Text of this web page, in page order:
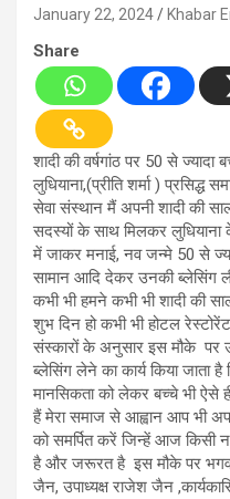
January 22, 2024 Khabar
Share
शादी की वर्षगांठ पर 50 से
लुधियाना,(प्रीति शर्मा ) प्रसिद्ध
सेवा संस्थान मैं अपनी शादी की
सदस्यों के साथ मिलकर लुधियाना के
में जाकर मनाई, नव जन्मे 50 से
सामान आदि देकर उनकी ब्लेसिंग
कभी भी हमने कभी भी शादी की
शुभ दिन हो कभी भी होटल
संस्कारों के अनुसार इस मौके पर
ब्लेसिंग लेने का कार्य किया जाता
मानसिकता को लेकर बच्चे भी ऐसे
हैं मेरा समाज से आह्वान आप भी
को समर्पित करें जिन्हें आज किसी
है और जरूरत है इस मौके पर
जैन, उपाध्यक्ष राजेश जैन